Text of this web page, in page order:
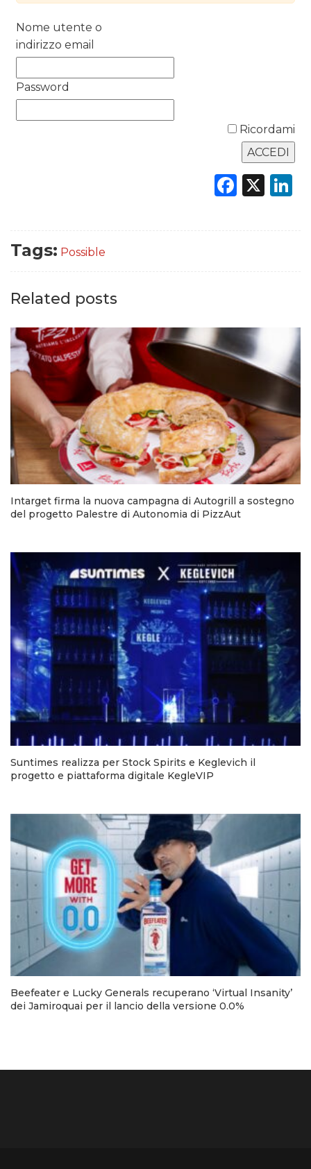
TREND
CASE HISTORY
Nome utente o
indirizzo email
Password
Ricordami
X
Tags: Possible
Related posts
Intarget firma la nuova campagna di Autogrill a sostegno
del progetto Palestre di Autonomia di PizzAut
Suntimes realizza per Stock Spirits e Keglevich il
progetto e piattaforma digitale KegleVIP
Beefeater e Lucky Generals recuperano ‘Virtual Insanity’
dei Jamiroquai per il lancio della versione 0.0%